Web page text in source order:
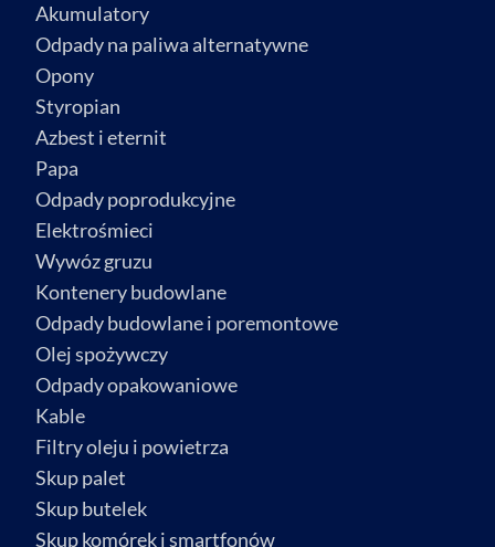
Akumulatory
Odpady na paliwa alternatywne
Opony
Styropian
Azbest i eternit
Papa
Odpady poprodukcyjne
Elektrośmieci
Wywóz gruzu
Kontenery budowlane
Odpady budowlane i poremontowe
Olej spożywczy
Odpady opakowaniowe
Kable
Filtry oleju i powietrza
Skup palet
Skup butelek
Skup komórek i smartfonów